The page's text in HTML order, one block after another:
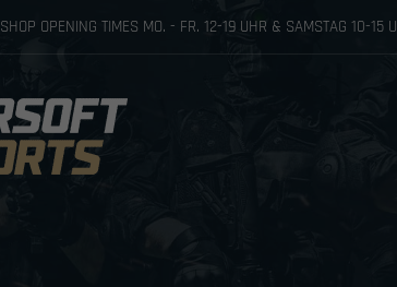
SHOP OPENING TIMES MO. - FR. 12-19 UHR & SAMSTAG 10-15